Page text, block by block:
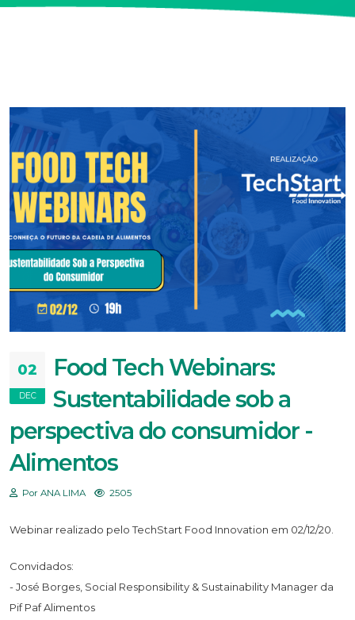
02
DEC
Food Tech Webinars:
Sustentabilidade sob a
perspectiva do consumidor -
Alimentos
Por ANA LIMA 2505
Webinar realizado pelo TechStart Food Innovation em 02/12/20.
Convidados:
- José Borges, Social Responsibility & Sustainability Manager da
Pif Paf Alimentos